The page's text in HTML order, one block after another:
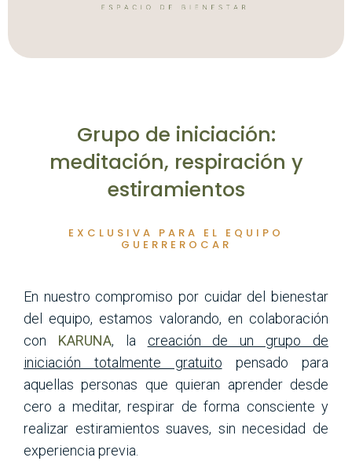
Grupo de iniciación:
meditación, respiración y
estiramientos
EXCLUSIVA PARA EL EQUIPO
GUERREROCAR
En nuestro compromiso por cuidar del bienestar
del equipo, estamos valorando, en colaboración
con KARUNA, la creación de un grupo de
iniciación totalmente gratuito pensado para
aquellas personas que quieran aprender desde
cero a meditar, respirar de forma consciente y
realizar estiramientos suaves, sin necesidad de
experiencia previa.